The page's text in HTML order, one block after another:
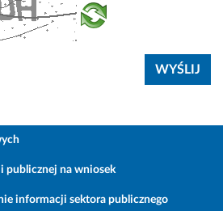
publicznej na wniosek
informacji sektora publicznego